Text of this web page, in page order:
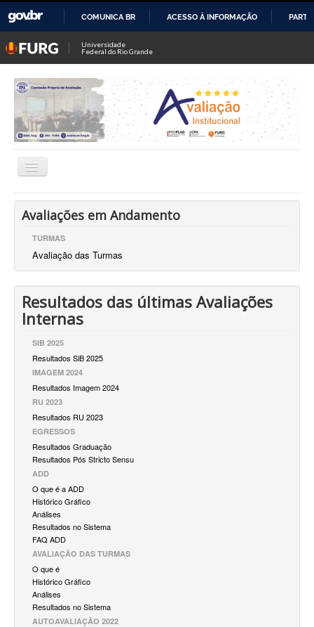
O
CONTEÚDO
COMUNICA BR ACESSO À INFORMAÇÃO
Universidade
Federal do Rio Grande
Alternar
Comissão Própria de Avaliação (CPA)
Dir. de Avaliação Institucional (DAI)
Coord. de Avaliação Institucional
CIAPs
Avaliações em Andamento
TURMAS
Avaliação das Turmas
Resultados das últimas Avaliações
Internas
SIB 2025
Resultados SiB 2025
IMAGEM 2024
Resultados Imagem 2024
RU 2023
Resultados RU 2023
EGRESSOS
Resultados Graduação
Resultados Pós Stricto Sensu
ADD
O que é a ADD
Histórico Gráfico
Análises
Resultados no Sistema
FAQ ADD
AVALIAÇÃO DAS TURMAS
O que é
Histórico Gráfico
Análises
Resultados no Sistema
AUTOAVALIAÇÃO 2022